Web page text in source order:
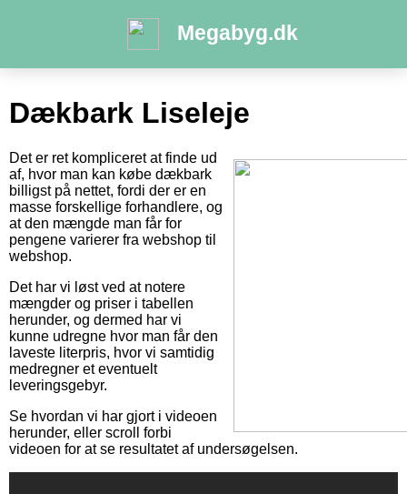
Megabyg.dk
Dækbark Liseleje
Det er ret kompliceret at finde ud
af, hvor man kan købe dækbark
billigst på nettet, fordi der er en
masse forskellige forhandlere, og
at den mængde man får for
pengene varierer fra webshop til
webshop.
Det har vi løst ved at notere
mængder og priser i tabellen
herunder, og dermed har vi
kunne udregne hvor man får den
laveste literpris, hvor vi samtidig
medregner et eventuelt
leveringsgebyr.
Se hvordan vi har gjort i videoen
herunder, eller scroll forbi
videoen for at se resultatet af undersøgelsen.